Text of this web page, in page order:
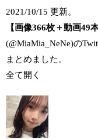
2021/10/15 更新。
【画像366枚＋動画49本
(@MiaMia_NeNe)の
まとめました。
全て開く